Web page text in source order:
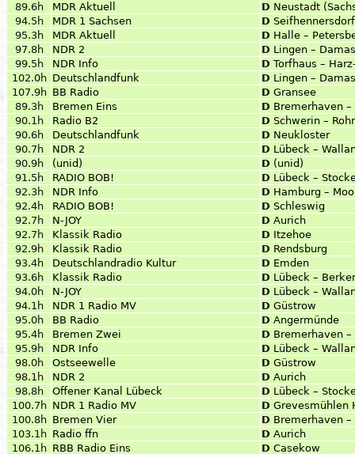
89.6h
MDR Aktuell D Neustadt
94.5h
MDR 1 Sachsen D Seifhennersdorf
95.3h
MDR Aktuell D Halle –
97.8h
NDR 2 D Lingen –
99.5h
NDR Info D Torfhaus –
102.0h Deutschlandfunk D Lingen –
107.9h BB Radio D Gransee
89.3h
Bremen Eins D Bremerhaven
90.1h
Radio B2 D Schwerin –
90.6h
Deutschlandfunk D Neukloster
90.7h
NDR 2 D Lübeck –
90.9h
(unid) D (unid)
91.5h
RADIO BOB! D Lübeck –
92.3h
NDR Info D Hamburg –
92.4h
RADIO BOB! D Schleswig
92.7h
N-JOY D Aurich
92.7h
Klassik Radio D Itzehoe
92.9h
Klassik Radio D Rendsburg
93.4h
Deutschlandradio Kultur D Emden
93.6h
Klassik Radio D Lübeck –
94.0h
N-JOY D Lübeck –
94.1h
NDR 1 Radio MV D Güstrow
95.0h
BB Radio D Angermünde
95.4h
Bremen Zwei D Bremerhaven
95.9h
NDR Info D Lübeck –
98.0h
Ostseewelle D Güstrow
98.1h
NDR 2 D Aurich
98.8h
Offener Kanal Lübeck D Lübeck –
100.7h NDR 1 Radio MV D Grevesmühlen
100.8h Bremen Vier D Bremerhaven
103.1h Radio ffn D Aurich
106.1h RBB Radio Eins D Casekow